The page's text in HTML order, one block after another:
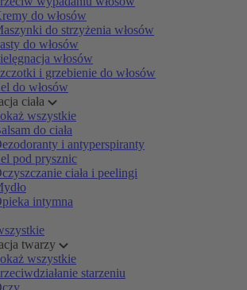
do włosów
do strzyżenia włosów
do włosów
włosów
i grzebienie do włosów
do włosów
ciała
wszystkie
do ciała
i antyperspiranty
pod prysznic
ciała i peelingi
intymna
twarzy
wszystkie
starzeniu